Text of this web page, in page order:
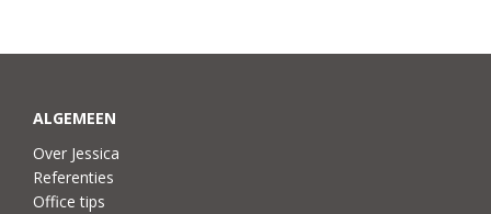
ALGEMEEN
Over Jessica
Referenties
Office tips